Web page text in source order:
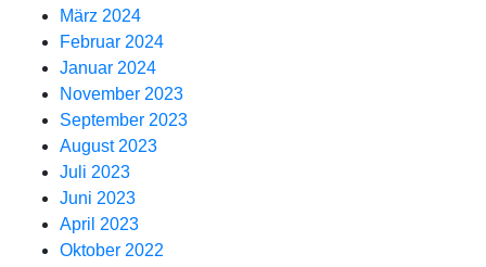
März 2024
Februar 2024
Januar 2024
November 2023
September 2023
August 2023
Juli 2023
Juni 2023
April 2023
Oktober 2022